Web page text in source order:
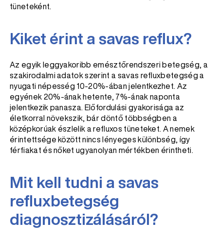
tüneteként.
Kiket érint a savas reflux?
Az egyik leggyakoribb emésztőrendszeri betegség, a
szakirodalmi adatok szerint a savas refluxbetegség a
nyugati népesség 10-20%-ában jelentkezhet. Az
egyének 20%-ának hetente, 7%-ának naponta
jelentkezik panasza. Előfordulási gyakorisága az
életkorral növekszik, bár döntő többségben a
középkorúak észlelik a refluxos tüneteket. A nemek
érintettsége között nincs lényeges különbség, így
férfiakat és nőket ugyanolyan mértékben érintheti.
Mit kell tudni a savas
refluxbetegség
diagnosztizálásáról?